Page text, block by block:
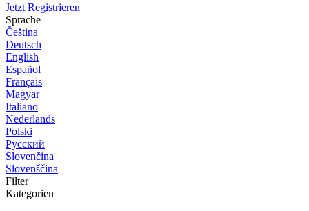
Jetzt Registrieren
Sprache
Čeština
Deutsch
English
Español
Français
Magyar
Italiano
Nederlands
Polski
Русский
Slovenčina
Slovenščina
Filter
Kategorien